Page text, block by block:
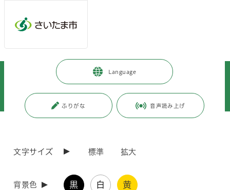
Language
ふりがな 音声読み上げ
文字サイズ 標準 拡大
背景色 黒 白 黄
市政情報 広報・報道 > 記者への情報提供
>
（令和5年8月29日発表）さいたまマラソンのボラ
令和6年2月12日（月曜日・休日）に開催するさいたまマラソンで活動